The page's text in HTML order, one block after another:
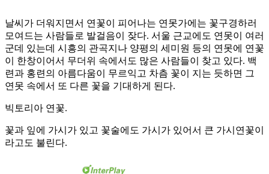
날씨가 더워지면서 연꽃이 피어나는 연못가에는 꽃구경하러
모여드는 사람들로 발걸음이 잦다. 서울 근교에도 연못이 여러
군데 있는데 시흥의 관곡지나 양평의 세미원 등의 연못에 연꽃
이 한창이어서 무더위 속에서도 많은 사람들이 찾고 있다. 백
련과 홍련의 아름다움이 무르익고 차츰 꽃이 지는 듯하면 그
연못 속에서 또 다른 꽃을 기대하게 된다.
빅토리아 연꽃.
꽃과 잎에 가시가 있고 꽃술에도 가시가 있어서 큰 가시연꽃이
라고도 불린다.